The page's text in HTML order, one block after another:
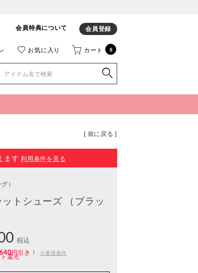
会員特典について 会員登録
お気に入り カート 0
[ 前に戻る ]
ます 利用条件を見る
）
トシューズ （ブラッ
税込
円引き！ ※適用条件
還元